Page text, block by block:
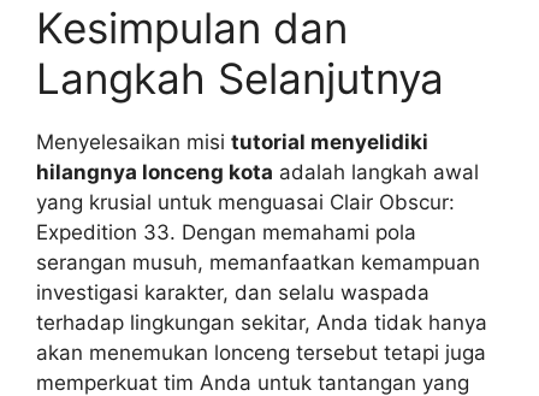
Kesimpulan dan
Langkah Selanjutnya
Menyelesaikan misi tutorial menyelidiki
hilangnya lonceng kota adalah langkah awal
yang krusial untuk menguasai Clair Obscur:
Expedition 33. Dengan memahami pola
serangan musuh, memanfaatkan kemampuan
investigasi karakter, dan selalu waspada
terhadap lingkungan sekitar, Anda tidak hanya
akan menemukan lonceng tersebut tetapi juga
memperkuat tim Anda untuk tantangan yang